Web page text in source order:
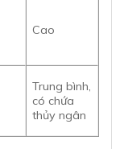
Cao
Trung bình,
có chứa
thủy ngân